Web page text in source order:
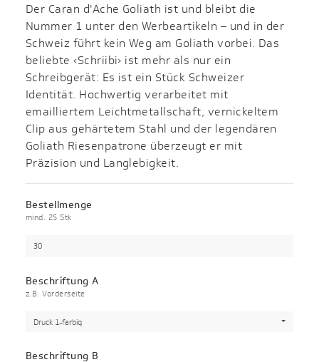
Der Caran d'Ache Goliath ist und bleibt die
Nummer 1 unter den Werbeartikeln – und in der
Schweiz führt kein Weg am Goliath vorbei. Das
beliebte ‹Schriibi› ist mehr als nur ein
Schreibgerät: Es ist ein Stück Schweizer
Identität. Hochwertig verarbeitet mit
emailliertem Leichtmetallschaft, vernickeltem
Clip aus gehärtetem Stahl und der legendären
Goliath Riesenpatrone überzeugt er mit
Präzision und Langlebigkeit.
Bestellmenge
mind. 25 Stk
Beschriftung A
z.B. Vorderseite
Druck 1-farbig
Beschriftung B